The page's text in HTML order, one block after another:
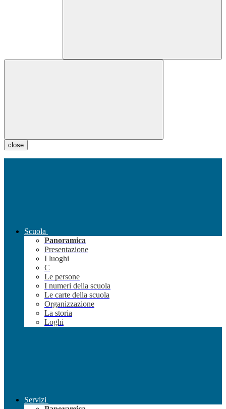
close
Scuola
Panoramica
Presentazione
I luoghi
C
Le persone
I numeri della scuola
Le carte della scuola
Organizzazione
La storia
Loghi
Servizi